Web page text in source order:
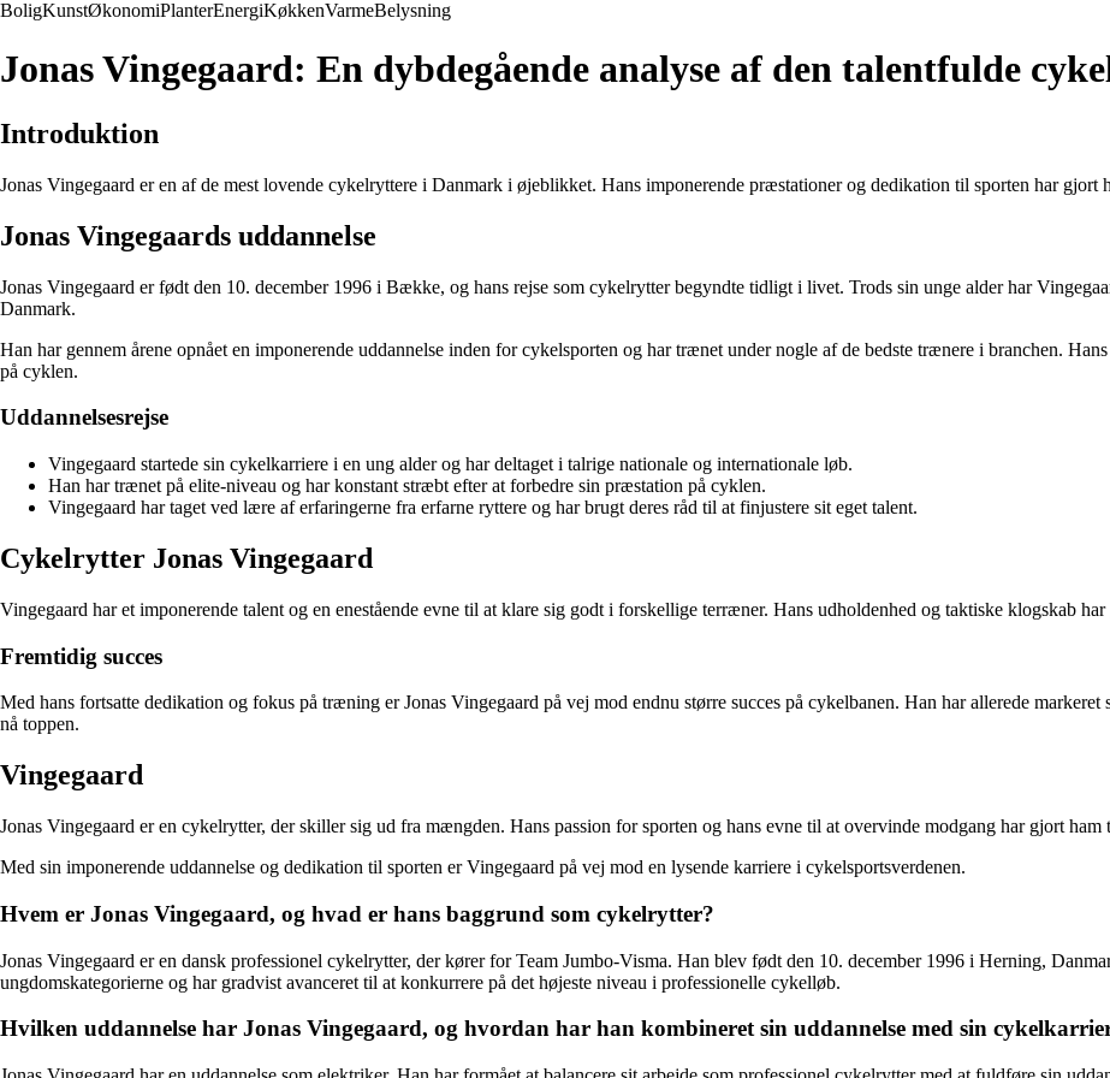
BoligKunstØkonomiPlanterEnergiKøkkenVarmeBelysning
Jonas Vingegaard: En dybdegående analyse af den talentfulde
Introduktion
Jonas Vingegaard er en af de mest lovende cykelryttere i Danmark i øjeblikket. Hans imponerende præstationer og dedikation til sporten har
Jonas Vingegaards uddannelse
Jonas Vingegaard er født den 10. december 1996 i Bække, og hans rejse som cykelrytter begyndte tidligt i livet. Trods sin unge alder har
Danmark.
Han har gennem årene opnået en imponerende uddannelse inden for cykelsporten og har trænet under nogle af de bedste trænere i branchen.
på cyklen.
Uddannelsesrejse
Vingegaard startede sin cykelkarriere i en ung alder og har deltaget i talrige nationale og internationale løb.
Han har trænet på elite-niveau og har konstant stræbt efter at forbedre sin præstation på cyklen.
Vingegaard har taget ved lære af erfaringerne fra erfarne ryttere og har brugt deres råd til at finjustere sit eget talent.
Cykelrytter Jonas Vingegaard
Vingegaard har et imponerende talent og en enestående evne til at klare sig godt i forskellige terræner. Hans udholdenhed og taktiske klogskab
Fremtidig succes
Med hans fortsatte dedikation og fokus på træning er Jonas Vingegaard på vej mod endnu større succes på cykelbanen. Han har allerede
nå toppen.
Vingegaard
Jonas Vingegaard er en cykelrytter, der skiller sig ud fra mængden. Hans passion for sporten og hans evne til at overvinde modgang har gjort
Med sin imponerende uddannelse og dedikation til sporten er Vingegaard på vej mod en lysende karriere i cykelsportsverdenen.
Hvem er Jonas Vingegaard, og hvad er hans baggrund som cykelrytter?
Jonas Vingegaard er en dansk professionel cykelrytter, der kører for Team Jumbo-Visma. Han blev født den 10. december 1996 i Herning,
ungdomskategorierne og har gradvist avanceret til at konkurrere på det højeste niveau i professionelle cykelløb.
Hvilken uddannelse har Jonas Vingegaard, og hvordan har han kombineret sin uddannelse med sin